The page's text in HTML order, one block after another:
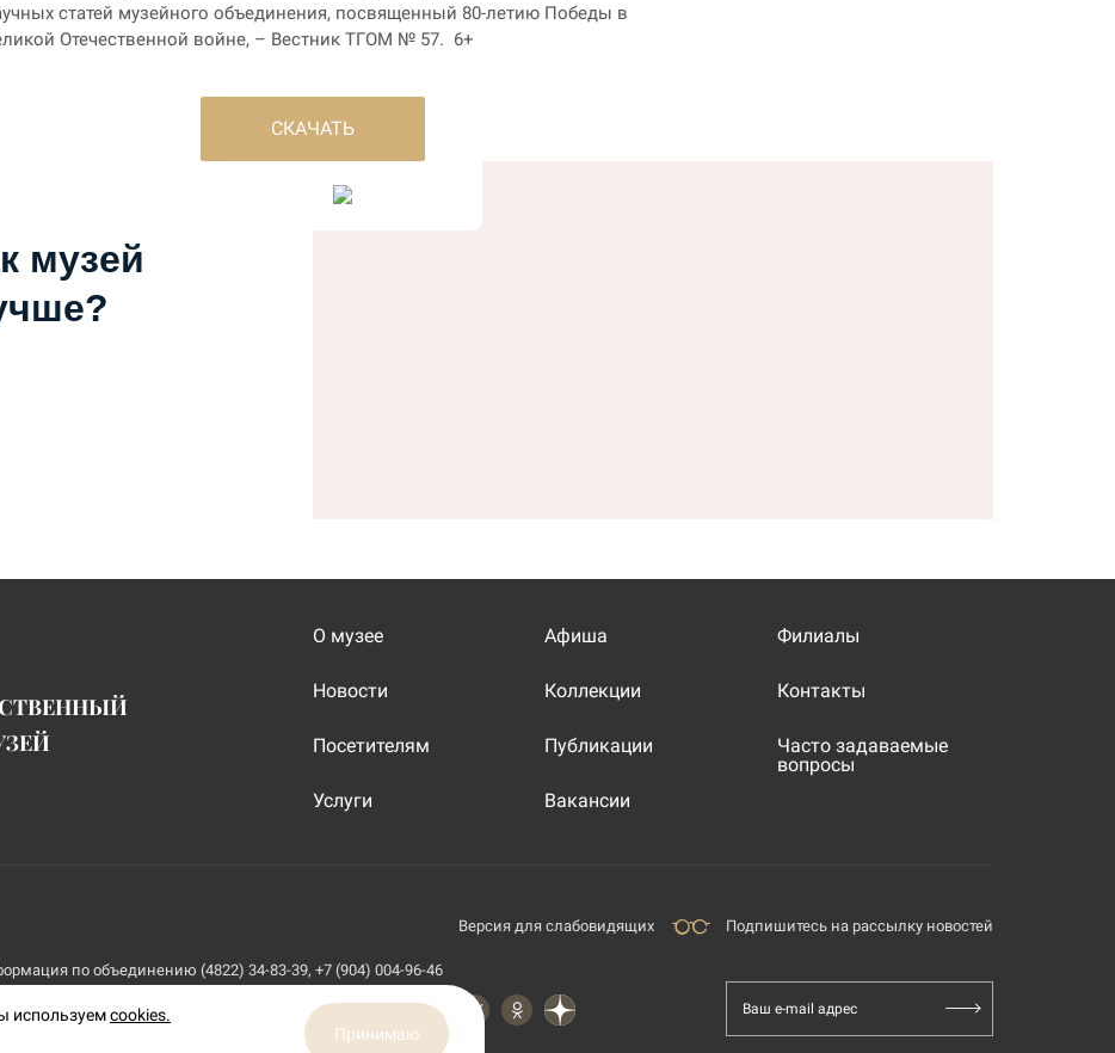
статей музейного объединения, посвященный 80-летию Победы в
Отечественной войне, – Вестник ТГОМ № 57. 6+
СКАЧАТЬ
музей
О музее
Новости
Посетителям
Услуги
Афиша
Коллекции
Публикации
Вакансии
Филиалы
Контакты
Часто задаваемые
вопросы
по объединению (4822) 34-83-39, +7 (904) 004-96-46
Версия для слабовидящих Подпишитесь на рассылку новостей
Ваш e-mail адрес
используемcookies.
Принимаю